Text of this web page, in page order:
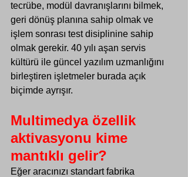
tecrübe, modül davranışlarını bilmek,
geri dönüş planına sahip olmak ve
işlem sonrası test disiplinine sahip
olmak gerekir. 40 yılı aşan servis
kültürü ile güncel yazılım uzmanlığını
birleştiren işletmeler burada açık
biçimde ayrışır.
Multimedya özellik
aktivasyonu kime
mantıklı gelir?
Eğer aracınızı standart fabrika